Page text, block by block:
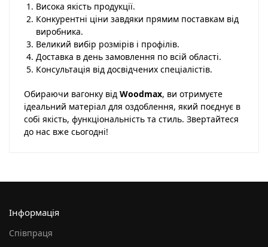
Висока якість продукції.
Конкурентні ціни завдяки прямим поставкам від
виробника.
Великий вибір розмірів і профілів.
Доставка в день замовлення по всій області.
Консультація від досвідчених спеціалістів.
Обираючи вагонку від Woodmax, ви отримуєте
ідеальний матеріал для оздоблення, який поєднує в
собі якість, функціональність та стиль. Звертайтеся
до нас вже сьогодні!
Інформація
Співпраця